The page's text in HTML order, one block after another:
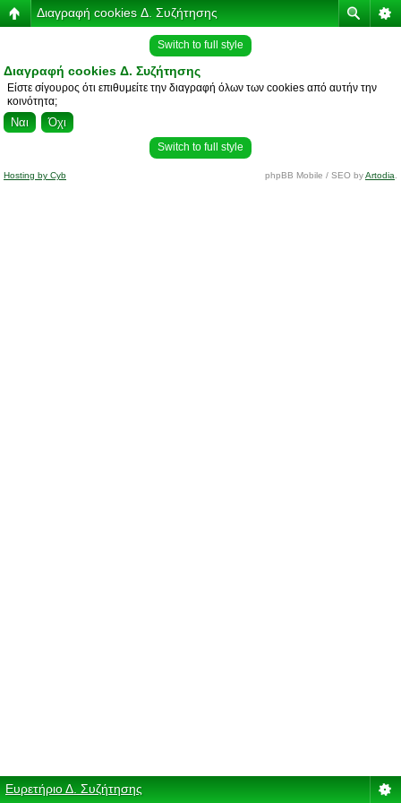
Διαγραφή cookies Δ. Συζήτησης
Switch to full style
Διαγραφή cookies Δ. Συζήτησης
Είστε σίγουρος ότι επιθυμείτε την διαγραφή όλων των cookies από αυτήν την
κοινότητα;
Switch to full style
Hosting by Cyb phpBB Mobile / SEO byArtodia
Ευρετήριο Δ. Συζήτησης